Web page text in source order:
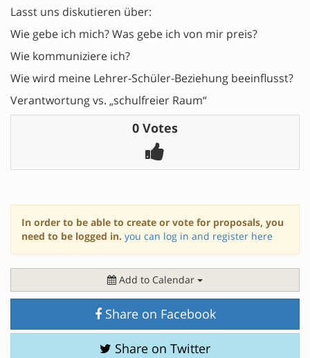
Lasst uns diskutieren über:
Wie gebe ich mich? Was gebe ich von mir preis?
Wie kommuniziere ich?
Wie wird meine Lehrer-Schüler-Beziehung beeinflusst?
Verantwortung vs. „schulfreier Raum“
0 Votes
In order to be able to create or vote for proposals, you
need to be logged in. you can log in and register here
Add to Calendar
Share on Facebook
Share on Twitter